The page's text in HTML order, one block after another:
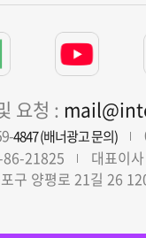
요청 :
4847 (배너광고 문의)
86-21825
대표이
구 양평로 21길 26